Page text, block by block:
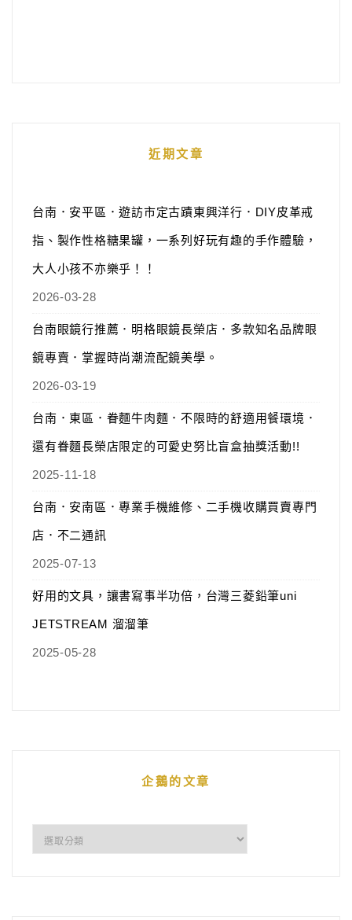
近期文章
台南．安平區．遊訪市定古蹟東興洋行．DIY皮革戒
指、製作性格糖果罐，一系列好玩有趣的手作體驗，
大人小孩不亦樂乎！！
2026-03-28
台南眼鏡行推薦．明格眼鏡長榮店．多款知名品牌眼
鏡專賣．掌握時尚潮流配鏡美學。
2026-03-19
台南．東區．眷麵牛肉麵．不限時的舒適用餐環境．
還有眷麵長榮店限定的可愛史努比盲盒抽獎活動!!
2025-11-18
台南．安南區．專業手機維修、二手機收購買賣專門
店．不二通訊
2025-07-13
好用的文具，讓書寫事半功倍，台灣三菱鉛筆uni
JETSTREAM 溜溜筆
2025-05-28
企鵝的文章